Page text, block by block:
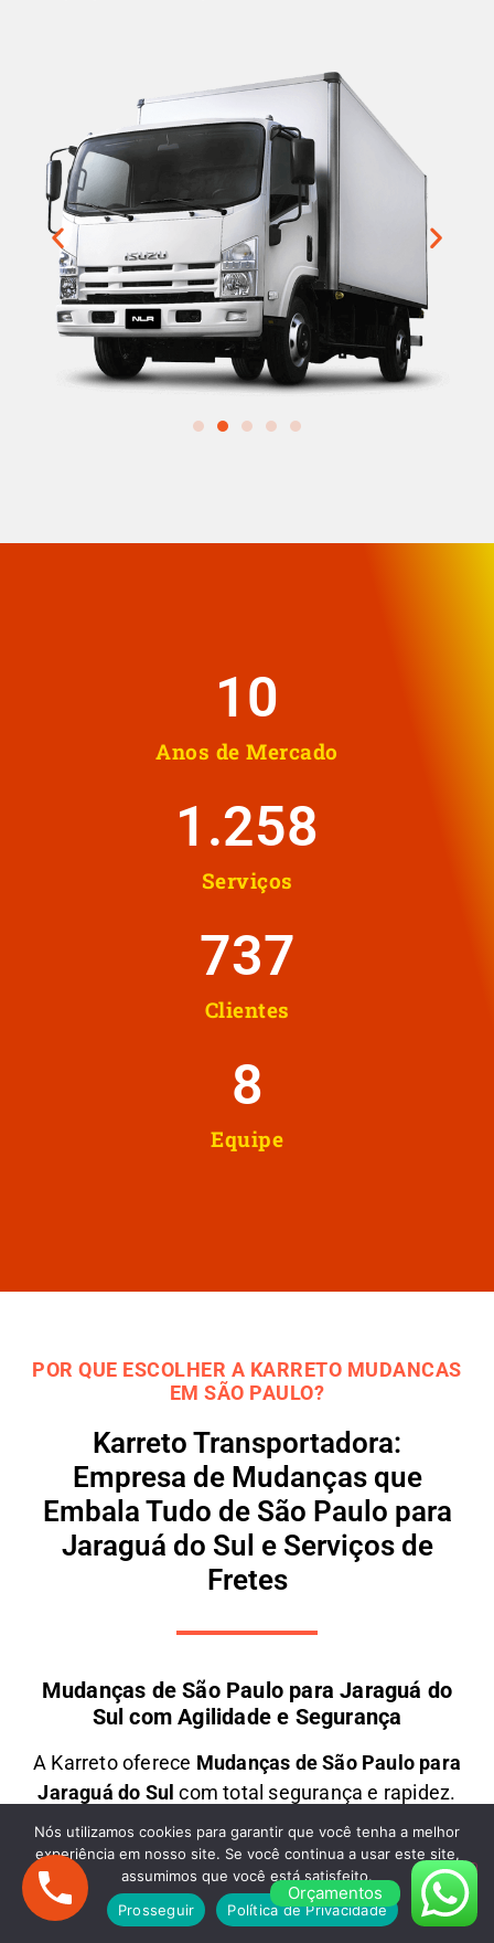
Anos de Mercado
10
Serviços
1.258
Clientes
737
Equipe
8
POR QUE ESCOLHER A KARRETO MUDANCAS
EM SÃO PAULO?
Karreto Transportadora:
Empresa de Mudanças que
Embala Tudo de São Paulo para
Jaraguá do Sul e Serviços de
Fretes
Mudanças de São Paulo para Jaraguá do
Sul com Agilidade e Segurança
A Karretooferece Mudanças de São Paulo para
Jaraguá do Sul com total segurança e rapidez.
Contamos com uma equipe especializada e frota
moderna para transportar seus móveis e objetos
com cuidado e eficiência . Seja umamudança
residencial ou comercial, garantimospreços
Orçamentos
Nós utilizamos cookies para garantir que você tenha a melhor
experiência em nosso site. Se você continua a usar este site,
assumimos que você está satisfeito.
Prosseguir
Política de Privacidade